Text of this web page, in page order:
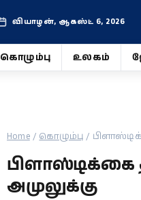
வியாழன், ஆகஸ்ட் 6, 2026
கொழும்பு உலகம்
Home/கொழும்பு /
அமுலுக்கு